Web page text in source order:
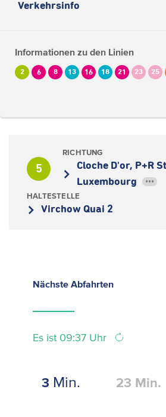
Verkehrsinfo
Informationen zu den Linien
2 6 8 13 16 18 21 23 25
5
RICHTUNG
Cloche D'or, P+R
Luxembourg
•••
HALTESTELLE
Virchow Quai 2
Nächste Abfahrten
Es ist 09:37 Uhr
3 Min. 23 Min.